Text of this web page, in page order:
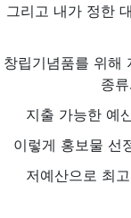
그리고 내가 정한
창립기념품를 위해
종
지출 가능한 예
이렇게 홍보물 선
저예산으로 최